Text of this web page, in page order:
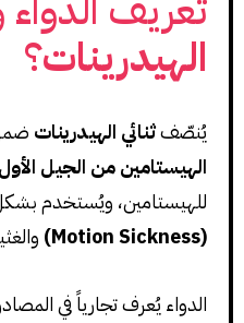
الهيدرينات؟
يُنصّفثنائي الهيدرينات
الهيستامين من الجيل الأول
للهيستامين، ويُستخدم
(Motion Sickness)
الدواء يُعرف تجارياً في